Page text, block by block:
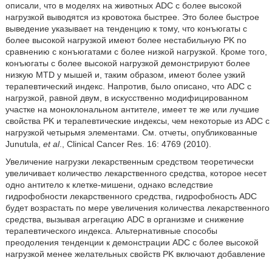
описали, что в моделях на животных ADC с более высокой
нагрузкой выводятся из кровотока быстрее. Это более быстрое
выведение указывает на тенденцию к тому, что конъюгаты с
более высокой нагрузкой имеют более нестабильную PK по
сравнению с конъюгатами с более низкой нагрузкой. Кроме того,
конъюгаты с более высокой нагрузкой демонстрируют более
низкую MTD у мышей и, таким образом, имеют более узкий
терапевтический индекс. Напротив, было описано, что ADC с
нагрузкой, равной двум, в искусственно модифицированном
участке на моноклональном антителе, имеет те же или лучшие
свойства PK и терапевтические индексы, чем некоторые из ADC с
нагрузкой четырьмя элементами. См. отчеты, опубликованные
Junutula, et al., Clinical Cancer Res. 16: 4769 (2010).
Увеличение нагрузки лекарственным средством теоретически
увеличивает количество лекарственного средства, которое несет
одно антитело к клетке-мишени, однако вследствие
гидрофобности лекарственного средства, гидрофобность ADC
будет возрастать по мере увеличения количества лекарственного
средства, вызывая агрегацию ADC в организме и снижение
терапевтического индекса. Альтернативные способы
преодоления тенденции к демонстрации ADC с более высокой
нагрузкой менее желательных свойств PK включают добавление